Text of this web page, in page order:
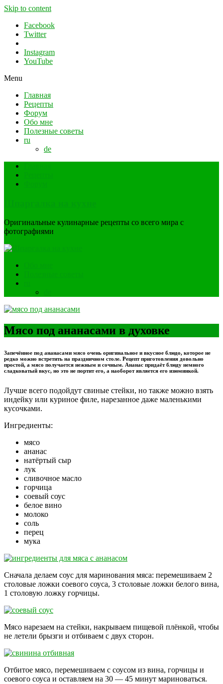
Skip to content
Facebook
Twitter
Instagram
YouTube
Menu
Главная
Рецепты
Форум
Обо мне
Полезные советы
ru
de
Оригинальные кулинарные рецепты со всего мира с
фотографиями
Мясо под ананасами в духовке
Запечённое под ананасами мясо очень оригинальное и вкусное блюдо, которое не
редко можно встретить на праздничном столе. Рецепт приготовления довольно
простой, а мясо получается нежным и сочным. Ананас придаёт блюду немного
сладковатый вкус, но это не портит его, а наоборот является его изюминкой.
Лучше всего подойдут свиные стейки, но также можно взять
индейку или куриное филе, нарезанное даже маленькими
кусочками.
Ингредиенты:
мясо
ананас
натёртый сыр
лук
сливочное масло
горчица
соевый соус
белое вино
молоко
соль
перец
мука
Сначала делаем соус для маринования мяса: перемешиваем 2
столовые ложки соевого соуса, 3 столовые ложки белого вина,
1 столовую ложку горчицы.
Мясо нарезаем на стейки, накрываем пищевой плёнкой, чтобы
не летели брызги и отбиваем с двух сторон.
Отбитое мясо, перемешиваем с соусом из вина, горчицы и
соевого соуса и оставляем на 30 — 45 минут мариноваться.